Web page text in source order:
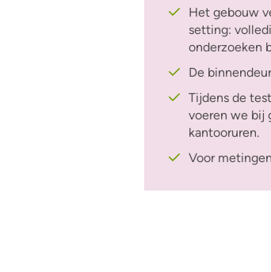
Het gebouw
setting:
onderzoeken
De
Tijdens de
voeren we bij
kantooruren.
Voor